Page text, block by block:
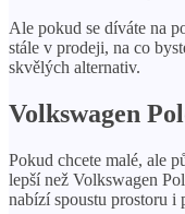
Ale pokud se díváte na
stále v prodeji, na co
skvělých alternativ.
Volkswagen
Pokud chcete malé, ale
lepší než Volkswagen
nabízí spoustu prostoru i